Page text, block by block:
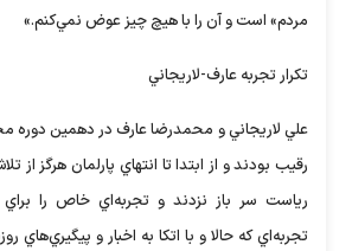
مردم» است و آن را با هيچ ‌چيز عوض نمي‌كنم.»
تكرار تجربه عارف-لاريجاني
علي لاريجاني و محمدرضا عارف در دهمين
‌رقيب بودند و از ابتدا تا انتهاي پارلمان هرگز
رياست سر باز نزدند و تجربه‌اي خاص را براي
تجربه‌اي كه حالا و با اتكا به اخبار و پيگيري‌هاي